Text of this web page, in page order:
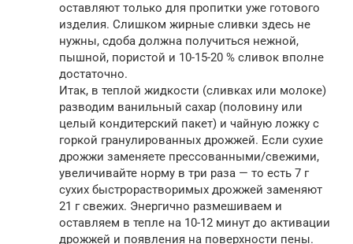
оставляют только для пропитки уже готового
изделия. Слишком жирные сливки здесь не
нужны, сдоба должна получиться нежной,
пышной, пористой и 10-15-20 % сливок вполне
достаточно.
Итак, в теплой жидкости (сливках или молоке)
разводим ванильный сахар (половину или
целый кондитерский пакет) и чайную ложку с
горкой гранулированных дрожжей. Если сухие
дрожжи заменяете прессованными/свежими,
увеличивайте норму в три раза — то есть 7 г
сухих быстрорастворимых дрожжей заменяют
21 г свежих. Энергично размешиваем и
оставляем в тепле на 10-12 минут до активации
дрожжей и появления на поверхности пены.